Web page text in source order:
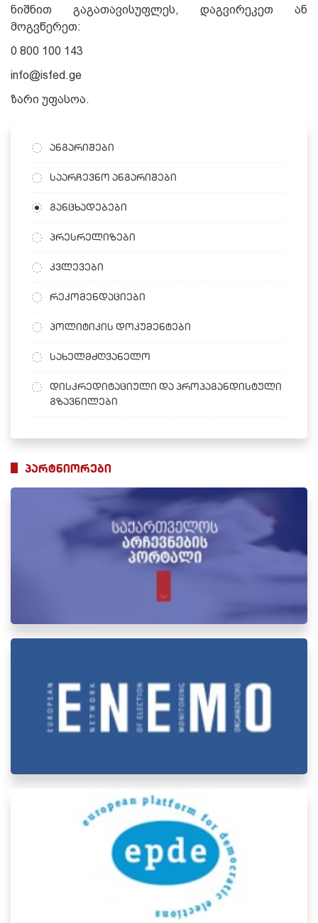
ნიშნით გაგათავისუფლეს, დაგვირეკეთ ან
მოგვწერეთ:
0 800 100 143
info@isfed.ge
ზარი უფასოა.
ანგარიშები
საარჩევნო ანგარიშები
განცხადებები
პრესრელიზები
კვლევები
რეკომენდაციები
პოლიტიკის დოკუმენტები
სახელმძღვანელო
დისკრედიტაციული და პროპაგანდისტული
გზავნილები
პარტნიორები